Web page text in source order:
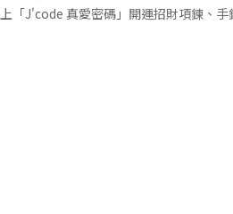
「J'code 真愛密碼」開運招財項鍊、手